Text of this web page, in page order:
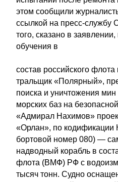
этом сообщили
ссылкой на пресс-службу
того, сказано в
обучения в
состав российского
тральщик «Полярный»,
поиска и уничтожения
морских баз на
«Адмирал Нахимов»
«Орлан», по
бортовой номер 080) —
надводный корабль в
флота (ВМФ) РФ с
тысяч тонн. Судно